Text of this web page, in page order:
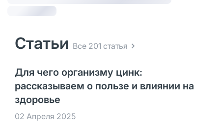
Статьи Все 201 статья
Для чего организму цинк:
рассказываем о пользе и влиянии на
здоровье
02 Апреля 2025